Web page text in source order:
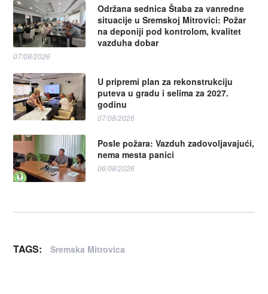
Održana sednica Štaba za vanredne
situacije u Sremskoj Mitrovici: Požar
na deponiji pod kontrolom, kvalitet
vazduha dobar
07/08/2026
U pripremi plan za rekonstrukciju
puteva u gradu i selima za 2027.
godinu
07/08/2026
Posle požara: Vazduh zadovoljavajući,
nema mesta panici
06/08/2026
TAGS: Sremska Mitrovica